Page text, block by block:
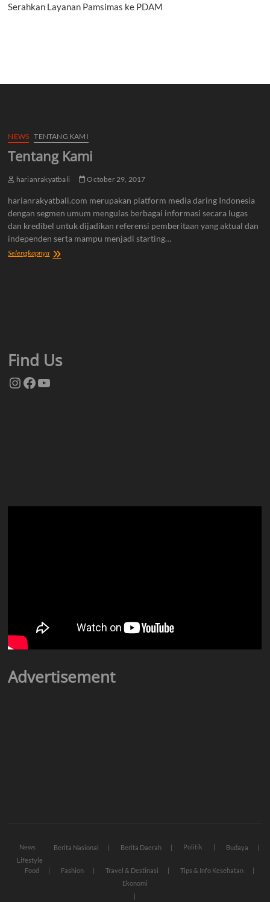
Serahkan Layanan Pamsimas ke PDAM
NEWS TENTANG KAMI
Tentang Kami
harianrakyatbali October 29, 2017
harianrakyatbali.com merupakan platform media daring Indonesia
dengan segmen umum mengulas berbagai informasi secara lugas
dan kredibel untuk dijadikan referensi pemberitaan yang aktual dan
independen serta mampu menjadi starting…
SelengkapnyaTentang
Find Us
Instagram
Facebook
YouTube
Advertisement
News Berita Nasional Berita Daerah Politik
Budaya
Lifestyle
Food
Fashion Travel & Destinasi
Tips & Info Kesehatan
Ekonomi